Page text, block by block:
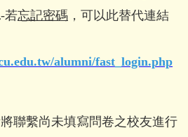
-若忘記密碼 ，可以此替代連結
alumni/fast_login.php
聯繫尚未填寫問卷之校友進行